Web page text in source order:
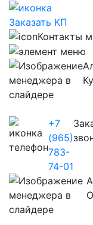
Заказать КП
Контакты
+7
(965)
783-
74-01